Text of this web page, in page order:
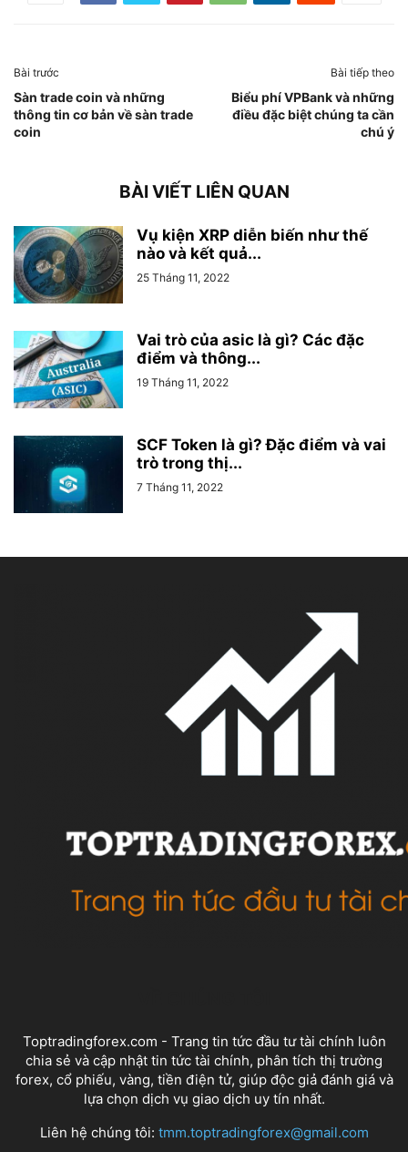
Bài trước
Sàn trade coin và những
thông tin cơ bản về sàn trade
coin
Bài tiếp theo
Biểu phí VPBank và những
điều đặc biệt chúng ta cần
chú ý
BÀI VIẾT LIÊN QUAN
Vụ kiện XRP diễn biến như thế
nào và kết quả...
25 Tháng 11, 2022
Vai trò của asic là gì? Các đặc
điểm và thông...
19 Tháng 11, 2022
SCF Token là gì? Đặc điểm và vai
trò trong thị...
7 Tháng 11, 2022
Toptradingforex.com - Trang tin tức đầu tư tài chính luôn
chia sẻ và cập nhật tin tức tài chính, phân tích thị trường
forex, cổ phiếu, vàng, tiền điện tử, giúp độc giả đánh giá và
lựa chọn dịch vụ giao dịch uy tín nhất.
Liên hệ chúng tôi: tmm.toptradingforex@gmail.com